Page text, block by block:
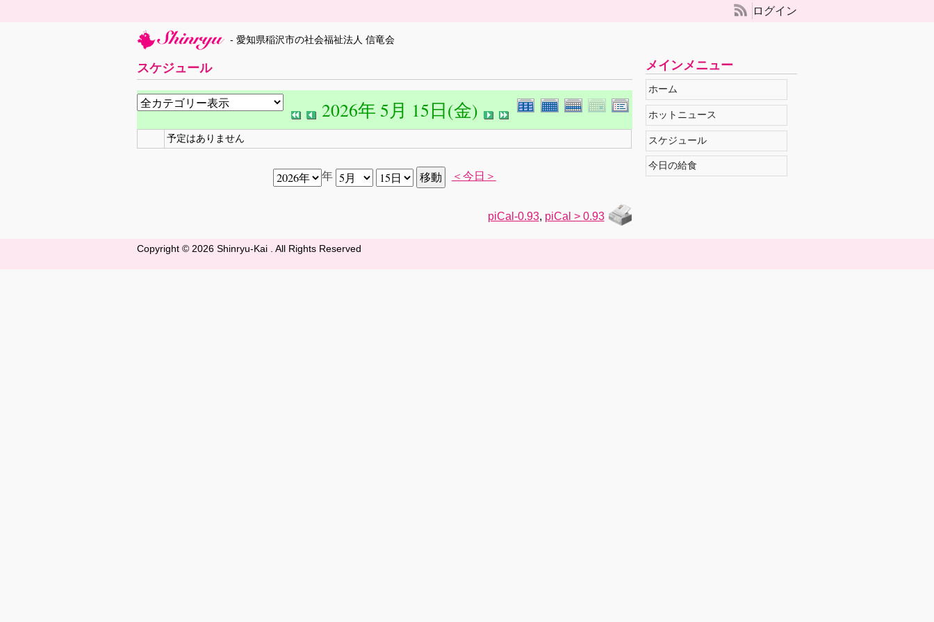
ログイン
- 愛知県稲沢市の社会福祉法人 信竜会
メインメニュー
ホーム
ホットニュース
スケジュール
今日の給食
スケジュール
2026年 5月 15日(金)
予定はありません
年 ＜今日＞
piCal-0.93, piCal > 0.93
Copyright © 2026 Shinryu-Kai . All Rights Reserved